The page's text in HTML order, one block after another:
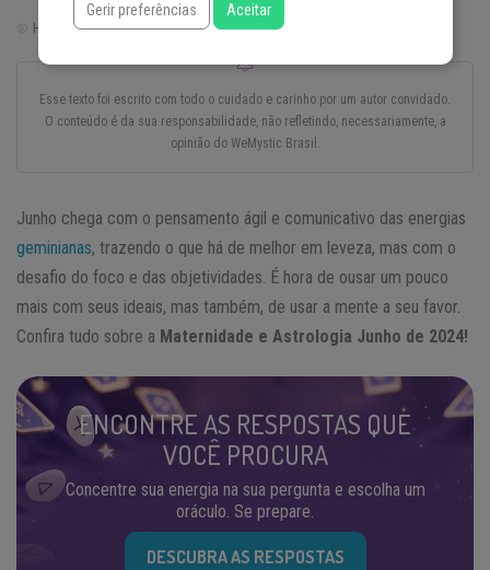
Horário de Brasília | Brasil (GTM -3)
Esse texto foi escrito com todo o cuidado e carinho por um autor convidado.
O conteúdo é da sua responsabilidade, não refletindo, necessariamente, a
opinião do WeMystic Brasil.
Junho chega com o pensamento ágil e comunicativo das energias
geminianas, trazendo o que há de melhor em leveza, mas com o
desafio do foco e das objetividades. É hora de ousar um pouco
mais com seus ideais, mas também, de usar a mente a seu favor.
Confira tudo sobre a Maternidade e Astrologia Junho de 2024!
ENCONTRE AS RESPOSTAS QUE
VOCÊ PROCURA
Concentre sua energia na sua pergunta e escolha um
oráculo. Se prepare.
DESCUBRA AS RESPOSTAS
Gerir preferências Aceitar